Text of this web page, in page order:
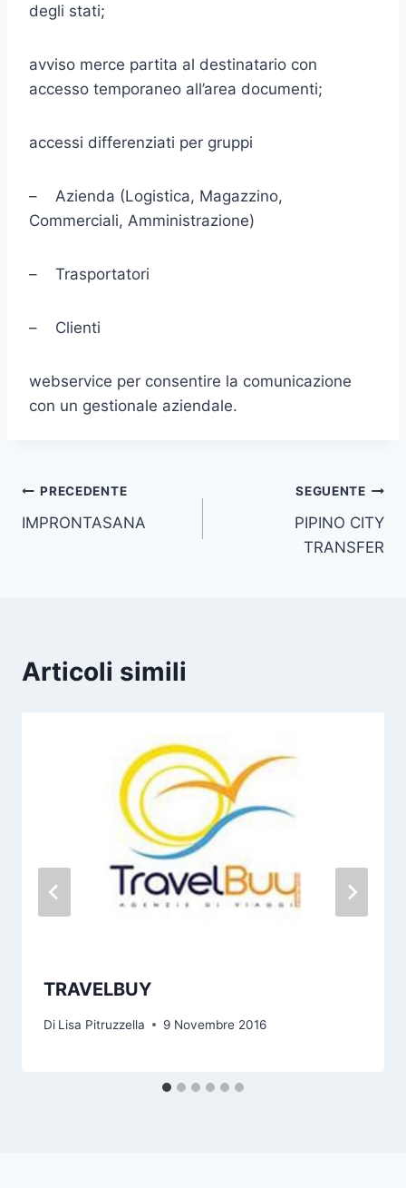
degli stati;
avviso merce partita al destinatario con
accesso temporaneo all’area documenti;
accessi differenziati per gruppi
– Azienda (Logistica, Magazzino,
Commerciali, Amministrazione)
– Trasportatori
– Clienti
webservice per consentire la comunicazione
con un gestionale aziendale.
Navigazione
articoli
PRECEDENTE
IMPRONTASANA
SEGUENTE
PIPINO CITY
TRANSFER
Articoli simili
TRAVELBUY
Di Lisa Pitruzzella 9 Novembre 2016